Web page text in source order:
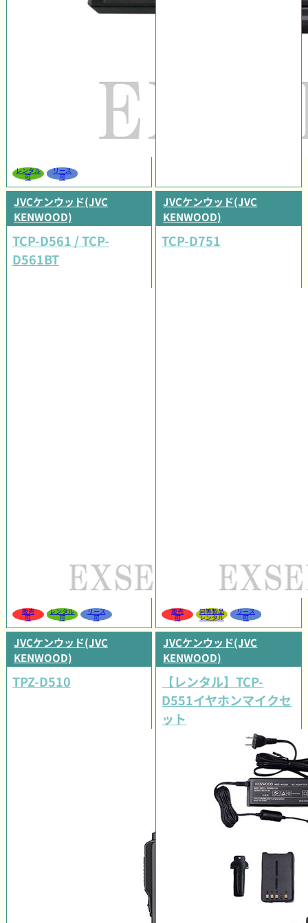
レンタル
可
リース
可
JVCケンウッド(JVC
KENWOOD)
TCP-D561 / TCP-
D561BT
販売
可
レンタル
可
リース
可
JVCケンウッド(JVC
KENWOOD)
TCP-D751
販売
可
同等製品
レンタル
リース
可
JVCケンウッド(JVC
KENWOOD)
TPZ-D510
JVCケンウッド(JVC
KENWOOD)
【レンタル】TCP-
D551イヤホンマイクセ
ット